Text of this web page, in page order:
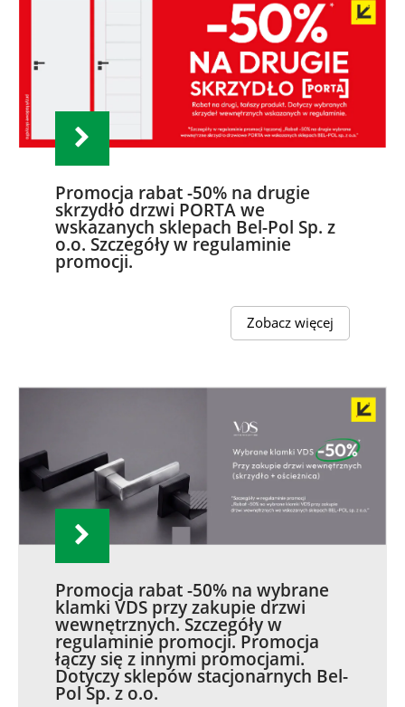
Promocja rabat -50% na drugie
skrzydło drzwi PORTA we
wskazanych sklepach Bel-Pol Sp. z
o.o. Szczegóły w regulaminie
promocji.
Zobacz więcej
Promocja rabat -50% na wybrane
klamki VDS przy zakupie drzwi
wewnętrznych. Szczegóły w
regulaminie promocji. Promocja
łączy się z innymi promocjami.
Dotyczy sklepów stacjonarnych Bel-
Pol Sp. z o.o.